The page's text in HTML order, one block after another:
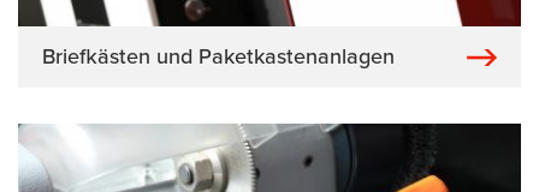
Briefkästen und Paketkastenanlagen